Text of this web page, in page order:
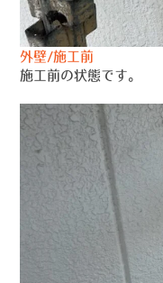
外壁/施工前
施工前の状態です。